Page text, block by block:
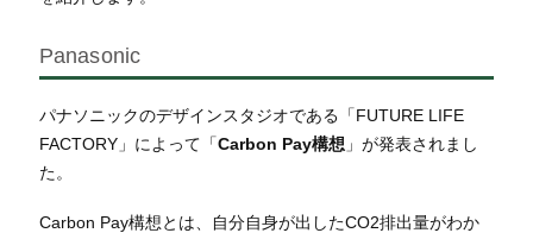
Panasonic
パナソニックのデザインスタジオである「FUTURE LIFE
FACTORY」によって「Carbon Pay構想 」が発表されまし
た。
Carbon Pay構想とは、自分自身が出したCO2排出量がわか